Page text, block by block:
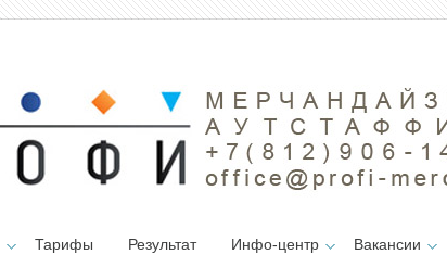
Тарифы Результат Инфо-центр Вакансии